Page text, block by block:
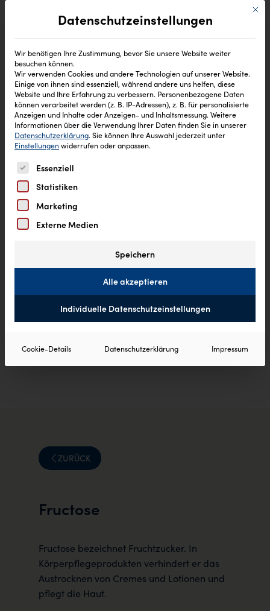
ZURÜCK
Fructose
Fructose bezeichnet Fruchtzucker. In
Körperpflegeprodukten verhindert er das
Austrocknen von Cremes und Lotionen und
pflegt die Haut.
Mit
Datenschutzeinstellungen
Wir benötigen Ihre Zustimmung, bevor Sie unsere Website weiter
besuchen können.
Wir verwenden Cookies und andere Technologien auf unserer Website.
Einige von ihnen sind essenziell, während andere uns helfen, diese
Website und Ihre Erfahrung zu verbessern. Personenbezogene Daten
können verarbeitet werden (z. B. IP-Adressen), z. B. für personalisierte
Anzeigen und Inhalte oder Anzeigen- und Inhaltsmessung. Weitere
Informationen über die Verwendung Ihrer Daten finden Sie in unserer
Datenschutzerklärung. Sie können Ihre Auswahl jederzeit unter
Einstellungenwiderrufen oder anpassen.
Es folgt eine Liste der Service-Gruppen, für die eine
Essenziell
Statistiken
Marketing
Externe Medien
Speichern
Alle akzeptieren
Individuelle Datenschutzeinstellungen
Cookie-Details Datenschutzerklärung Impressum